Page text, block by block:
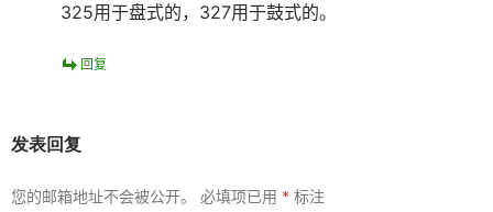
325用于盘式的，327用于鼓式的。
回复
发表回复
您的邮箱地址不会被公开。 必填项已用 * 标注